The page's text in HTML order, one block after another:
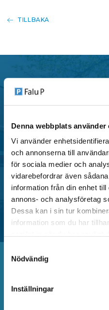
Denna webbplats använder
Vi använder
och annonserna till
för sociala medier och
vidarebefordrar även
information från din enhet
annons- och analysföretag
Dessa kan i sin tur
information som du har
Nödvändig
Inställningar
TILLBAKA
P-
Falu P erbjuder flera
centrala områden i
privatpersoner och
Vanliga